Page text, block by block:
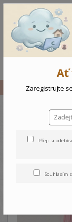
Vše
Ať
Zaregistrujte
Přeji si
Souhlasím